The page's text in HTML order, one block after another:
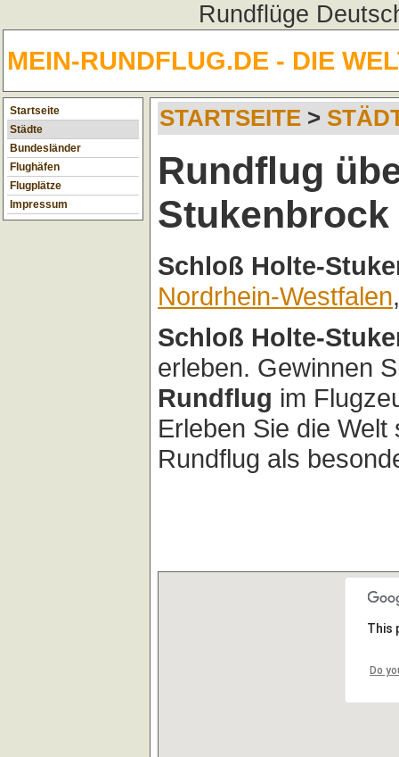
Rundflüge
MEIN-RUNDFLUG.DE - DIE
Startseite
Städte
Bundesländer
Flughäfen
Flugplätze
Impressum
STARTSEITE >
Rundflug
Stukenbrock
Schloß Holte-
Nordrhein-Westfalen
Schloß Holte-
erleben. Gewinnen
Rundflug im
Erleben Sie die
Rundflug als
This
Do